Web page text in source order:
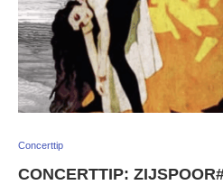
Concerttip
CONCERTTIP: